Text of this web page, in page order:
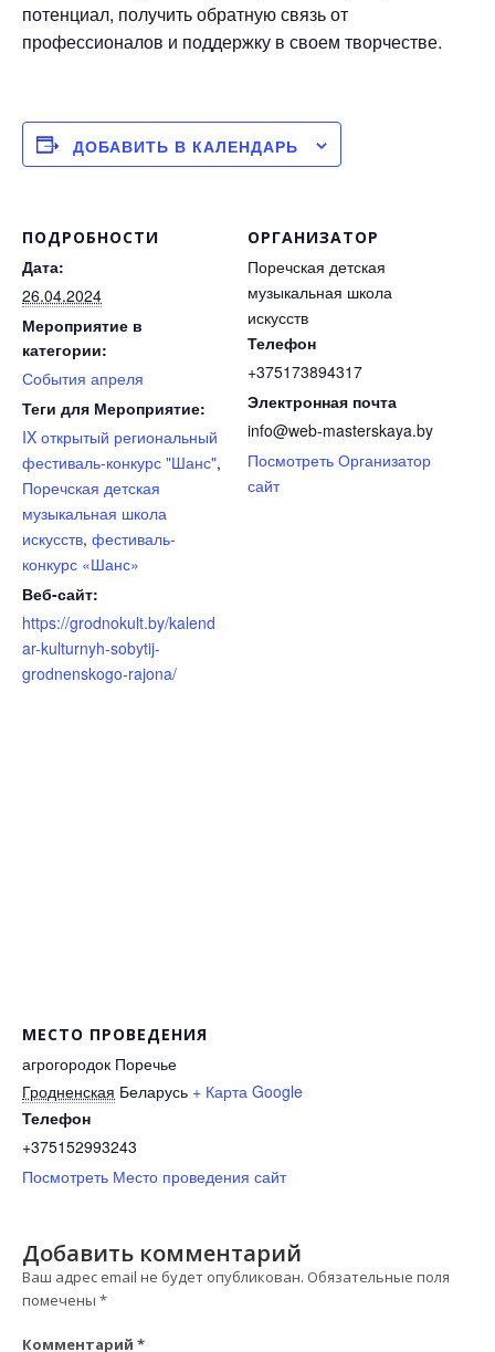
потенциал, получить обратную связь от
профессионалов и поддержку в своем творчестве.
ДОБАВИТЬ В КАЛЕНДАРЬ
ПОДРОБНОСТИ
Дата:
26.04.2024
Мероприятие в
категории:
События апреля
Теги для Мероприятие:
IX открытый региональный
фестиваль-конкурс "Шанс",
Поречская детская
музыкальная школа
искусств, фестиваль-
конкурс «Шанс»
Веб-сайт:
https://grodnokult.by/kalend
ar-kulturnyh-sobytij-
grodnenskogo-rajona/
ОРГАНИЗАТОР
Поречская детская
музыкальная школа
искусств
Телефон
+375173894317
Электронная почта
info@web-masterskaya.by
Посмотреть Организатор
сайт
МЕСТО ПРОВЕДЕНИЯ
агрогородок Поречье
Гродненская Беларусь + Карта Google
Телефон
+375152993243
Посмотреть Место проведения сайт
Добавить комментарий
Ваш адрес email не будет опубликован. Обязательные поля
помечены *
Комментарий *